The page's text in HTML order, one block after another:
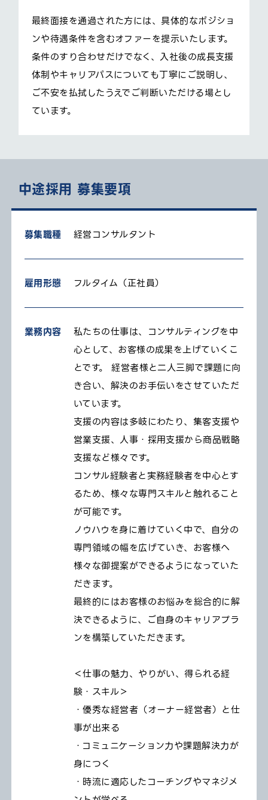
最終面接を通過された方には、具体的なポジショ
ンや待遇条件を含むオファーを提示いたします。
条件のすり合わせだけでなく、入社後の成長支援
体制やキャリアパスについても丁寧にご説明し、
ご不安を払拭したうえでご判断いただける場とし
ています。
中途採用 募集要項
募集職種 経営コンサルタント
雇用形態 フルタイム（正社員）
業務内容
私たちの仕事は、コンサルティングを中
心として、お客様の成果を上げていくこ
とです。 経営者様と二人三脚で課題に向
き合い、解決のお手伝いをさせていただ
いています。
支援の内容は多岐にわたり、集客支援や
営業支援、人事・採用支援から商品戦略
支援など様々です。
コンサル経験者と実務経験者を中心とす
るため、様々な専門スキルと触れること
が可能です。
ノウハウを身に着けていく中で、自分の
専門領域の幅を広げていき、お客様へ
様々な御提案ができるようになっていた
だきます。
最終的にはお客様のお悩みを総合的に解
決できるように、ご自身のキャリアプラ
ンを構築していただきます。
＜仕事の魅力、やりがい、得られる経
験・スキル＞
・優秀な経営者（オーナー経営者）と仕
事が出来る
・コミュニケーション力や課題解決力が
身につく
・時流に適応したコーチングやマネジメ